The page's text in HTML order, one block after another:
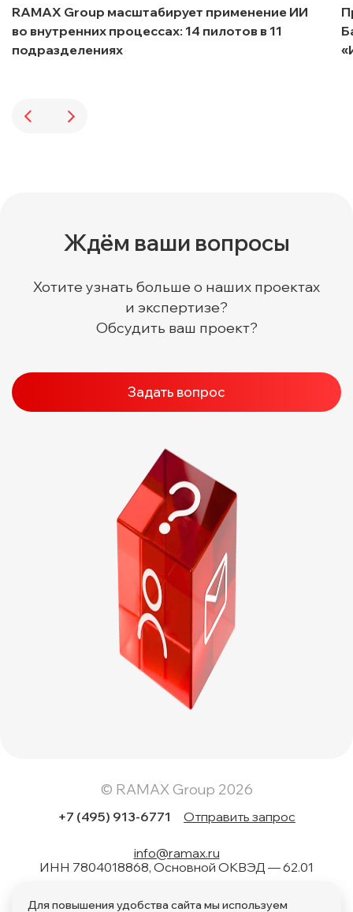
RAMAX Group масштабирует применение ИИ
во внутренних процессах: 14 пилотов в 11
подразделениях
Ждём ваши вопросы
Хотите узнать больше о наших проектах
и экспертизе?
Обсудить ваш проект?
Задать вопрос
© RAMAX Group 2026
+7 (495) 913-6771 Отправить запрос
info@ramax.ru
ИНН 7804018868, Основной ОКВЭД — 62.01
1.02, 1.04, 1.05, 1.06, 1.08, 2.01, 3.01, 4.01, 11.01, 17.01, 27.01,
Для повышения удобства сайта мы используем